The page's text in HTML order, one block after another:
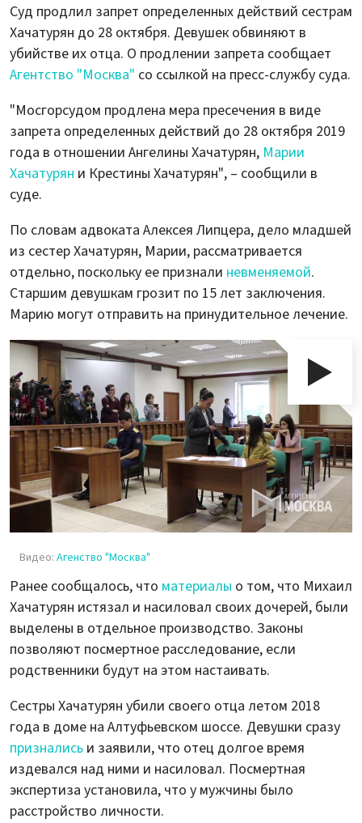
Суд продлил запрет определенных действий сестрам
Хачатурян до 28 октября. Девушек обвиняют в
убийстве их отца. О продлении запрета сообщает
Агентство "Москва" со ссылкой на пресс-службу суда.
"Мосгорсудом продлена мера пресечения в виде
запрета определенных действий до 28 октября 2019
года в отношении Ангелины Хачатурян, Марии
Хачатурян и Крестины Хачатурян", – сообщили в
суде.
По словам адвоката Алексея Липцера, дело младшей
из сестер Хачатурян, Марии, рассматривается
отдельно, поскольку ее признали невменяемой.
Старшим девушкам грозит по 15 лет заключения.
Марию могут отправить на принудительное лечение.
Видео: Агенство "Москва"
Ранее сообщалось, что материалы о том, что Михаил
Хачатурян истязал и насиловал своих дочерей, были
выделены в отдельное производство. Законы
позволяют посмертное расследование, если
родственники будут на этом настаивать.
Сестры Хачатурян убили своего отца летом 2018
года в доме на Алтуфьевском шоссе. Девушки сразу
признались и заявили, что отец долгое время
издевался над ними и насиловал. Посмертная
экспертиза установила, что у мужчины было
расстройство личности.